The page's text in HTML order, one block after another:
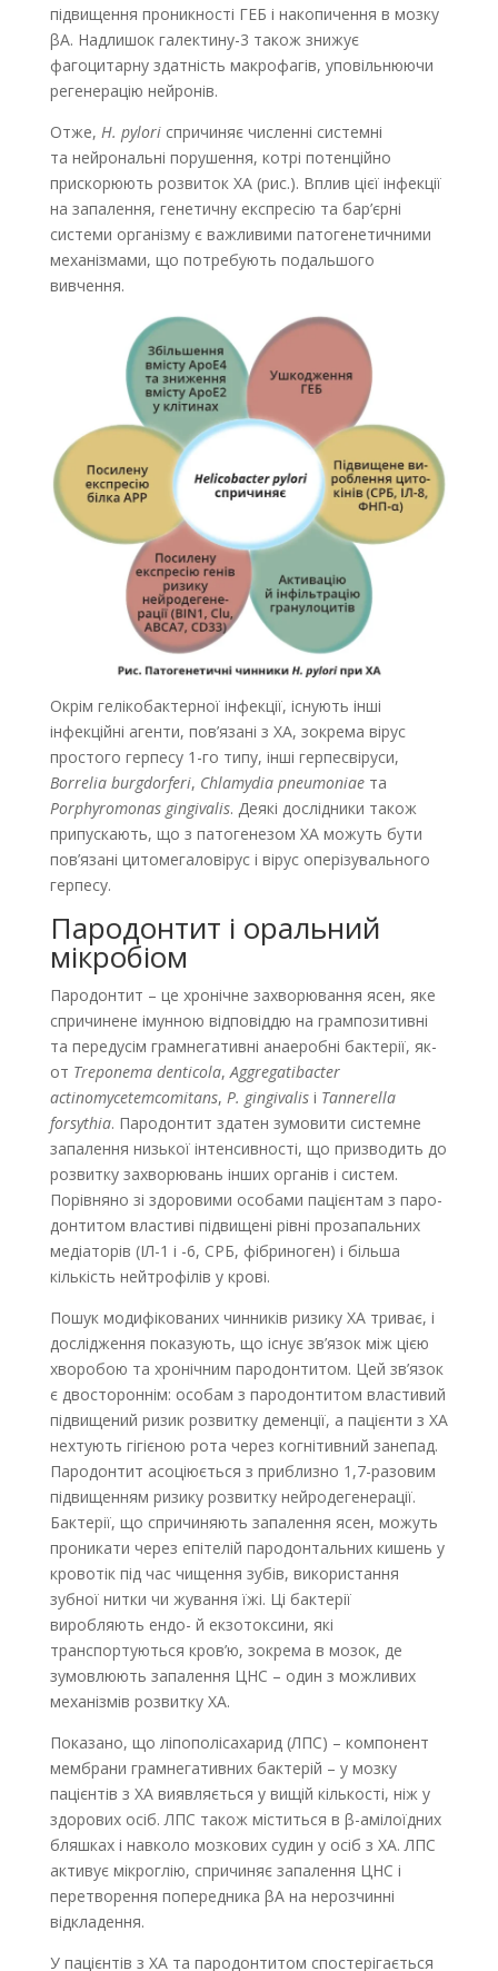
підвищення проникності ГЕБ і накопичення в мозку
βА. Надлишок галектину-3 також знижує
фагоцитарну здатність макрофагів, уповільнюючи
регенерацію нейронів.
Отже, H. pyloriспричиняє численні системні
та нейрональні порушення, котрі потенційно
прискорюють розвиток ХА (рис.). Вплив цієї інфекції
на запалення, генетичну експресію та бар’єрні
системи організму є важливими патогенетичними
механізмами, що потребують подальшого
вивчення.
Окрім гелікобактерної інфекції, існують інші
інфекційні агенти, пов’язані з ХА, зокрема вірус
простого герпесу 1-го типу, інші герпесвіруси,
Borrelia burgdorferi, Chlamydia pneumoniaeта
Porphyromonas gingivalis. Деякі дослідники також
припускають, що з патогенезом ХА можуть бути
пов’язані цитомегаловірус і вірус оперізувального
герпесу.
Пародонтит і оральний
мікробіом
Пародонтит – це хронічне захворювання ясен, яке
спричинене імунною відповіддю на грампозитивні
та передусім грамнегативні анаеробні бактерії, як-
от Treponema denticola,Aggregatibacter
actinomycetemcomitans, P. gingivalisі Tannerella
forsythia. Пародонтит здатен зумовити системне
запалення низької інтенсивності, що призводить до
розвитку захворювань інших органів і систем.
Порівняно зі здоровими особами пацієнтам з паро­
донтитом властиві підвищені рівні прозапальних
медіаторів (ІЛ-1 і -6, СРБ, фібриноген) і більша
кількість нейтрофілів у крові.
Пошук модифікованих чинників ризику ХА триває, і
дослідження показують, що існує зв’язок між цією
хворобою та хронічним пародонтитом. Цей зв’язок
є двостороннім: особам з пародонтитом властивий
підвищений ризик розвитку деменції, а пацієнти з ХА
нехтують гігієною рота через когнітивний занепад.
Пародонтит асоціюється з приблизно 1,7-разовим
підвищенням ризику розвитку нейродегенерації.
Бактерії, що спричиняють запалення ясен, можуть
проникати через епітелій пародонтальних кишень у
кровотік під час чищення зубів, використання
зубної нитки чи жування їжі. Ці бактерії
виробляють ендо- й екзотоксини, які
транспортуються кров’ю, зокрема в мозок, де
зумовлюють запалення ЦНС – один з можливих
механізмів розвитку ХА.
Показано, що ліпополісахарид (ЛПС) – компонент
мембрани грамнегативних бактерій – у мозку
пацієнтів з ХА виявляється у вищій кількості, ніж у
здорових осіб. ЛПС також міститься в β-амілоїдних
бляшках і навколо мозкових судин у осіб з ХА. ЛПС
активує мікроглію, спричиняє запалення ЦНС і
перетворення попередника βА на нерозчинні
відкладення.
У пацієнтів з ХА та пародонтитом спостерігається